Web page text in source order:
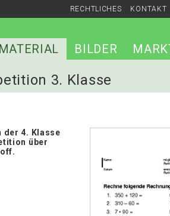
RECHTLICHES KONTAKT
BILDER
3. Klasse
der 4. Klasse
über